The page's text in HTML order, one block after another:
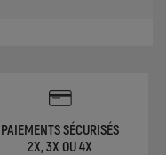
PAIEMENTS SÉCURISÉS
2X, 3X OU 4X